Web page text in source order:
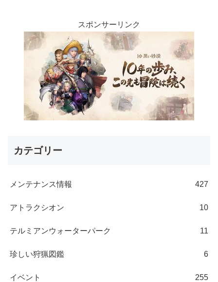
スポンサーリンク
カテゴリー
メンテナンス情報 427
アトラクシオン 10
テルミアンウォーターパーク 11
珍しい狩猟図鑑 6
イベント 255